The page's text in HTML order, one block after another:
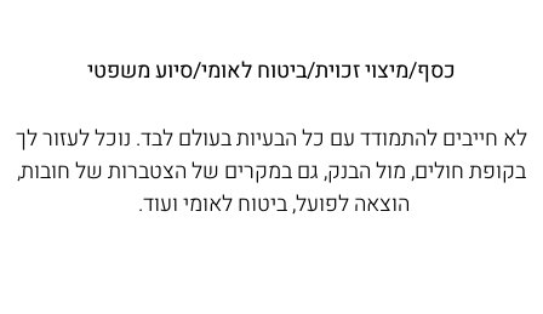
כסף/מיצוי זכוית/ביטוח לאומי/סיוע משפטי
לא חייבים להתמודד עם כל הבעיות בעולם לבד. נוכל לעזור לך
בקופת חולים, מול הבנק, גם במקרים של הצטברות של חובות,
הוצאה לפועל, ביטוח לאומי ועוד.